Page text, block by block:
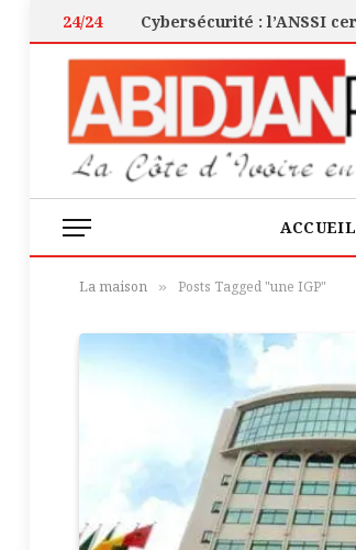
24/24
ACCUEIL
La maison » Posts Tagged "une IGP"